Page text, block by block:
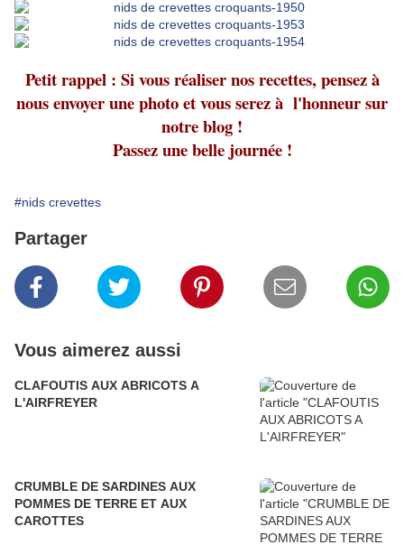
Petit rappel : Si vous réaliser nos recettes, pensez à
nous envoyer une photo et vous serez à l'honneur sur
notre blog !
Passez une belle journée !
#nids crevettes
Partager
Vous aimerez aussi
CLAFOUTIS AUX ABRICOTS A
L'AIRFREYER
CRUMBLE DE SARDINES AUX
POMMES DE TERRE ET AUX
CAROTTES